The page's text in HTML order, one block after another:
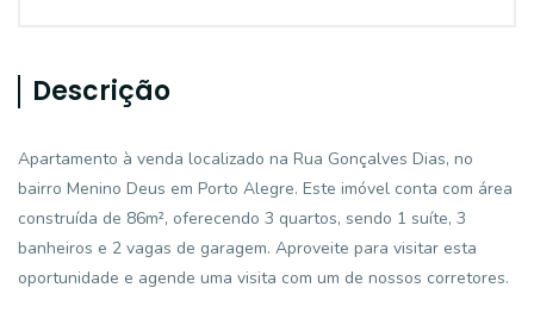
Descrição
Apartamento à venda localizado na Rua Gonçalves Dias, no
bairro Menino Deus em Porto Alegre. Este imóvel conta com área
construída de 86m², oferecendo 3 quartos, sendo 1 suíte, 3
banheiros e 2 vagas de garagem. Aproveite para visitar esta
oportunidade e agende uma visita com um de nossos corretores.